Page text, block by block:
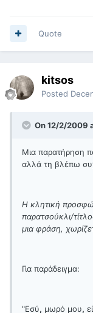
Quote
kitsos
Posted
On 12/2/2009
Μια παρατήρηση
αλλά τη βλέπω
Η κλητική
παρατσούκλι/
μια φράση,
Για παράδειγμα:
"Εσύ, μωρό μου,